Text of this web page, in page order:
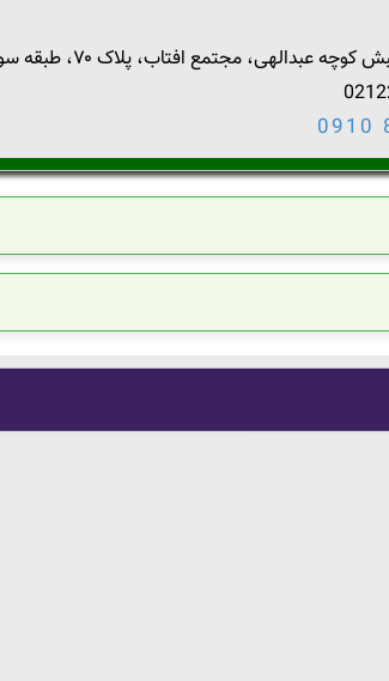
عبدالهی، مجتمع افتاب، پلاک ۷۰، طبقه سوم ، واحد ۱۵